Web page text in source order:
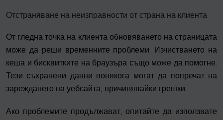
Отстраняване на неизправности от страна на клиента
От гледна точка на клиента обновяването на страницата
може да реши временните проблеми. Изчистването на
кеша и бисквитките на браузъра също може да помогне.
Тези съхранени данни понякога могат да попречат на
зареждането на уебсайта, причинявайки грешки.
Ако проблемите продължават, опитайте да използвате